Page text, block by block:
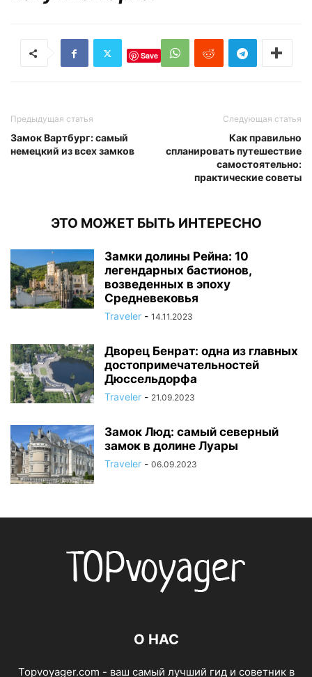
Save
Предыдущая статья
Замок Вартбург: самый
немецкий из всех замков
Следующая статья
Как правильно
спланировать путешествие
самостоятельно:
практические советы
ЭТО МОЖЕТ БЫТЬ ИНТЕРЕСНО
Замки долины Рейна: 10
легендарных бастионов,
возведенных в эпоху
Средневековья
Traveler - 14.11.2023
Дворец Бенрат: одна из главных
достопримечательностей
Дюссельдорфа
Traveler - 21.09.2023
Замок Люд: самый северный
замок в долине Луары
Traveler - 06.09.2023
О НАС
Topvoyager.com - ваш самый лучший гид и советник в